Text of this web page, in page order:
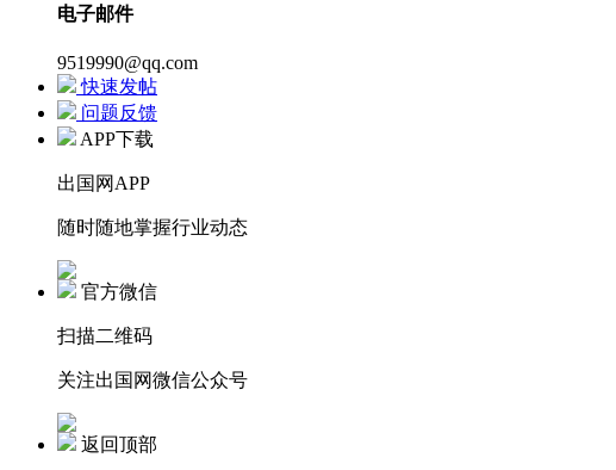
电子邮件
9519990@qq.com
快速发帖
问题反馈
APP下载
出国网APP
随时随地掌握行业动态
官方微信
扫描二维码
关注出国网微信公众号
返回顶部